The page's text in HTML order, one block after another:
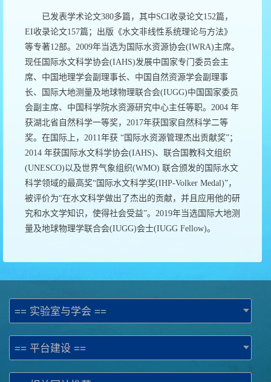
已发表学术论文380多篇，其中SCI收录论文152篇，
EI收录论文157篇；出版《水文非线性系统理论与方法》
等专著12部。2009年当选为国际水资源协会(IWRA)主席。
现任国际水文科学协会(IAHS)发展中国家专门委员会主
席、中国地理学会副理事长、中国自然资源学会副理事
长、国际大地测量及地球物理联合会(IUGG)中国国家委员
会副主席、中国科学院水资源研究中心主任等职。2004 年
获湖北省自然科学一等奖，2017年获国家自然科学二等
奖。在国际上，2011年获 “国际水资源管理杰出贡献奖”；
2014 年获国际水文科学协会(IAHS)、联合国教科文组织
(UNESCO)以及世界气象组织(WMO) 联合颁发的国际水文
科学领域的最高奖“国际水文科学奖(IHP-Volker Medal)”，
被评价为“在水文科学做出了杰出的贡献，并且应用他的研
究和水文学知识，使得社会受益”。2019年当选国际大地测
量及地球物理学联合会(IUGG)会士(IUGG Fellow)。
== 实验室与学会 ==
== 平台建设 ==